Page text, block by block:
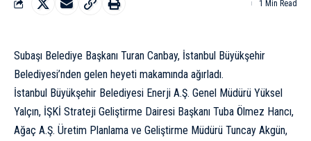
1 Min Read
Subaşı Belediye Başkanı Turan Canbay, İstanbul Büyükşehir
Belediyesi’nden gelen heyeti makamında ağırladı.
İstanbul Büyükşehir Belediyesi Enerji A.Ş. Genel Müdürü Yüksel
Yalçın, İŞKİ Strateji Geliştirme Dairesi Başkanı Tuba Ölmez Hancı,
Ağaç A.Ş. Üretim Planlama ve Geliştirme Müdürü Tuncay Akgün,